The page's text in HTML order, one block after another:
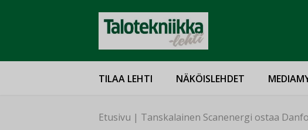
TILAA LEHTI NÄKÖISLEHDET
Etusivu | Tanskalainen Scanenergi ostaa